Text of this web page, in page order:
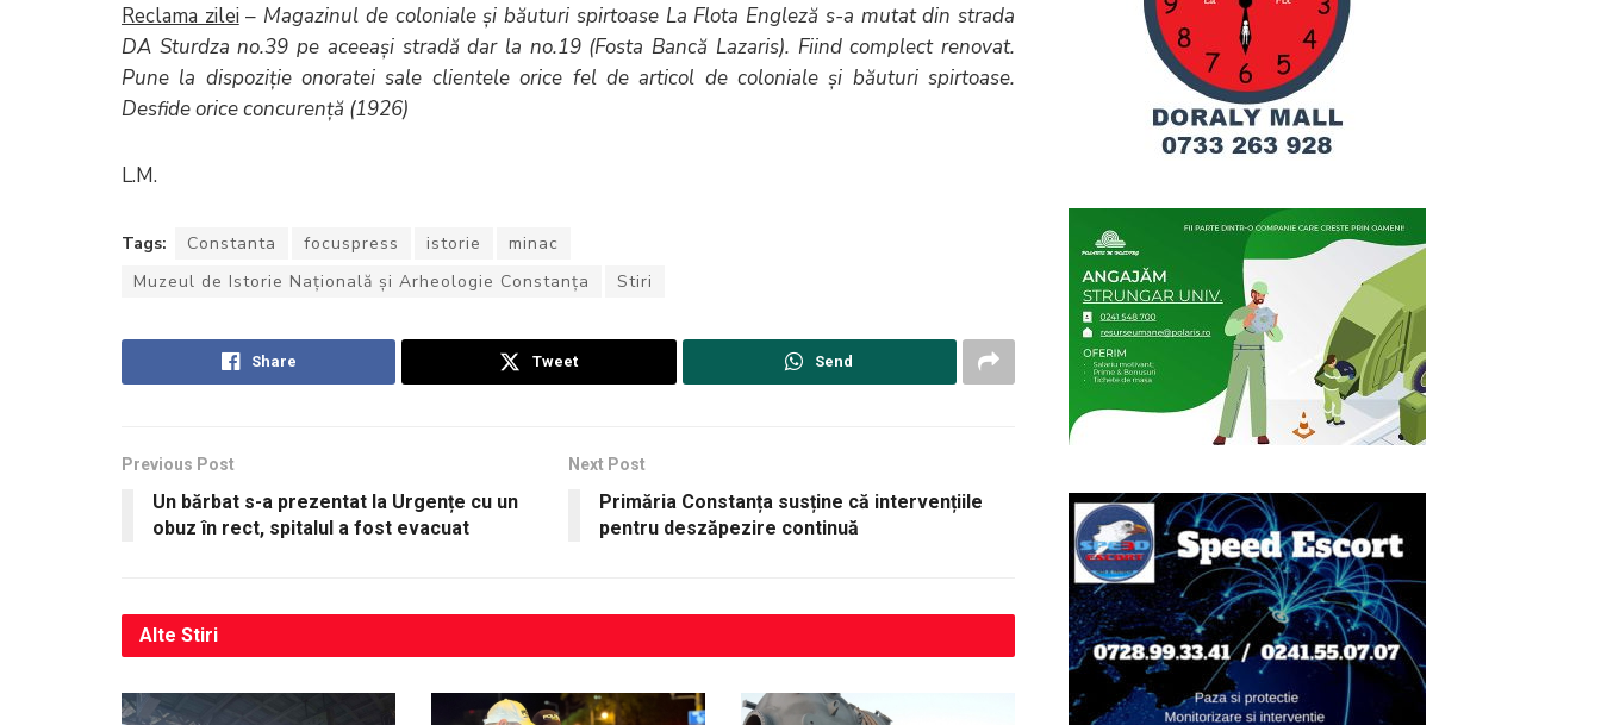
Reclama zilei – Magazinul de coloniale și băuturi spirtoase La Flota Engleză s-a mutat din strada
DA Sturdza no.39 pe aceeași stradă dar la no.19 (Fosta Bancă Lazaris). Fiind complect renovat.
Pune la dispoziție onoratei sale clientele orice fel de articol de coloniale și băuturi spirtoase.
Desfide orice concurență (1926)
L.M.
Tags: Constanta focuspress istorie
minac
Muzeul de Istorie Națională și Arheologie Constanța
Stiri
Share Tweet Send
Previous Post
Un bărbat s-a prezentat la Urgențe cu un
obuz în rect, spitalul a fost evacuat
Next Post
Primăria Constanța susține că intervențiile
pentru deszăpezire continuă
Alte Stiri